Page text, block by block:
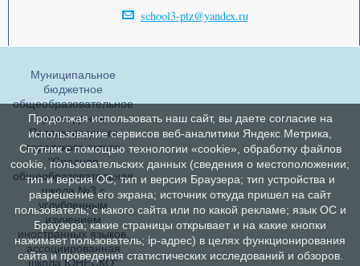
school3-ptz@yandex.ru
Муниципальное
бюджетное
общеобразовательное
учреждение
Петрозаводского
городского округа
"Средняя
общеобразовательная
школа №3 с
углубленным
изучением
иностранных языков,
ассоциированная
школа ЮНЕСКО"
Продолжая использовать наш сайт, вы даете согласие на
использование сервисов веб-аналитики Яндекс Метрика,
Спутник с помощью технологии «cookie», обработку файлов
cookie, пользовательских данных (сведения о местоположении;
тип и версия ОС; тип и версия Браузера; тип устройства и
разрешение его экрана; источник откуда пришел на сайт
пользователь; с какого сайта или по какой рекламе; язык ОС и
Браузера; какие страницы открывает и на какие кнопки
нажимает пользователь; ip-адрес) в целях функционирования
сайта и проведения статистических исследований и обзоров.